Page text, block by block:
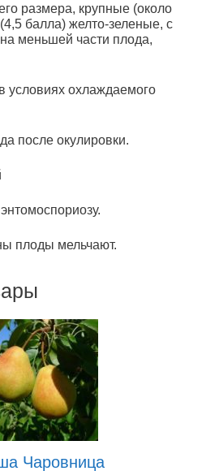
размера, крупные (около
балла) желто-зеленые, с
меньшей части плода,
условиях охлаждаемого
после окулировки.
плоды мельчают.
Чаровница